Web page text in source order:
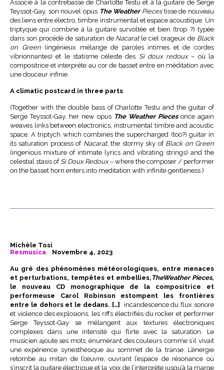
Associé à la contrebasse de Charlotte Testu et à la guitare de Serge
Teyssot-Gay, son nouvel opus The WeatherPiecestisse de nouveau
des liens entre électro, timbre instrumental et espace acoustique. Un
triptyque qui combine à la guitare survoltée et bien (trop ?) typée
dans son procédé de saturation de Nacarat le ciel orageux de Black
on Green (ingénieux mélange de paroles intimes et de cordes
vibrionnantes) et le statisme céleste des Si doux redoux– où la
compositrice et interprète au cor de basset entre en méditation avec
une douceur infinie.
A climatic postcard in three parts
(Together with the double bass of Charlotte Testu and the guitar of
Serge Teyssot-Gay, her new opus The Weather Piecesonce again
weaves links between electronics, instrumental timbre and acoustic
space. A triptych which combines the supercharged (too?) guitar in
its saturation process of Nacarat, the stormy sky of Black on Green
(ingenious mixture of intimate lyrics and vibrating strings) and the
celestial stasis of Si Doux Redoux– where the composer / performer
on the basset horn enters into meditation with infinite gentleness.)
Michèle Tosi
Resmusica Novembre 4, 2023
Au gré des phénomènes météorologiques, entre menaces
et perturbations, tempêtes et embellies, TheWeather Pieces,
le nouveau CD monographique de la compositrice et
performeuse Carol Robinson estompent les frontières
entre le dehors et le dedans. […] incandescence du flux sonore
et violence des explosions, les riffs électrifiés du rocker et performer
Serge Teyssot-Gay se mélangent aux textures électroniques
complexes dans une intensité qui flirte avec la saturation. Le
musicien ajoute ses mots, énumérant des couleurs comme s’il vivait
une expérience synesthésique au sommet de la transe. L’énergie
retombe au mitan de l’œuvre, ouvrant l’espace de résonance où
s’inscrit la guitare électrique et la voix de l’interprète jusqu’à la marge